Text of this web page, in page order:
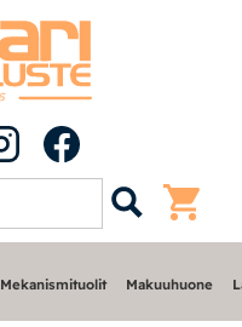
Mekanismituolit Makuuhuone